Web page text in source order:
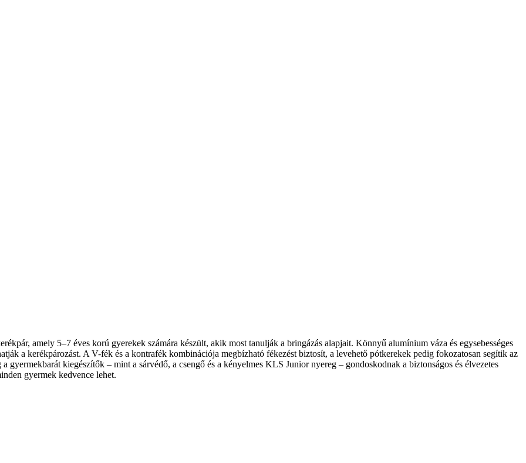
amely 5–7 éves korú gyerekek számára készült, akik most tanulják a bringázás alapjait. Könnyű alumínium váza és egysebességes
a kerékpározást. A V-fék és a kontrafék kombinációja megbízható fékezést biztosít, a levehető pótkerekek pedig fokozatosan segítik az
gyermekbarát kiegészítők – mint a sárvédő, a csengő és a kényelmes KLS Junior nyereg – gondoskodnak a biztonságos és élvezetes
gyermek kedvence lehet.